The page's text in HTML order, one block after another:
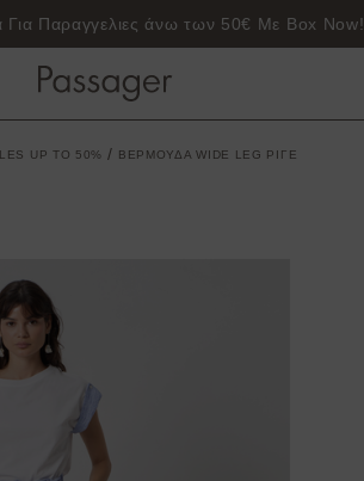
Για Παραγγελιες άνω των 50€ Με Box Now!
UP TO 50% / ΒΕΡΜΟΥΔΑ WIDE LEG ΡΙΓΕ